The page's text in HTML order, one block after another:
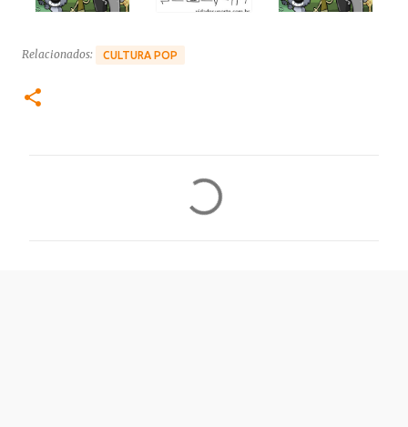
Relacionados: CULTURA POP